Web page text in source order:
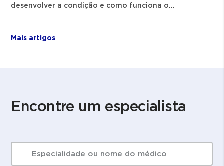
Diversos fatores podem contribuir para essa
Alterações na curvatura da coluna pelo
Movimentos repetitivos ou postura
pernas.
desenvolver a condição e como funciona o
Mais artigos
Encontre um especialista
SEARCH